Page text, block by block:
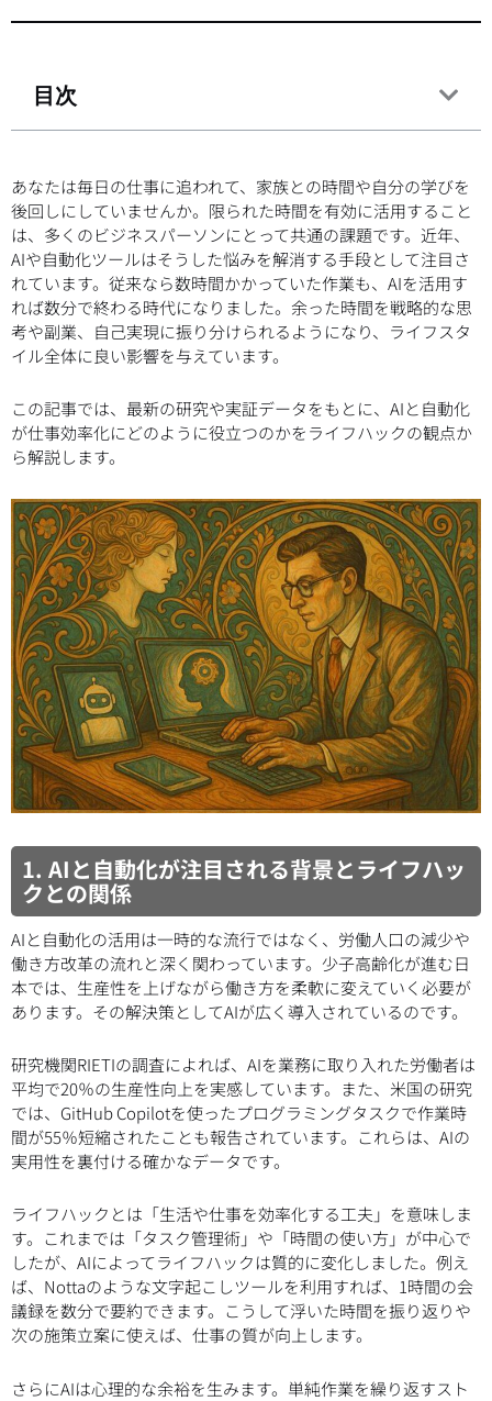
目次
あなたは毎日の仕事に追われて、家族との時間や自分の学びを
後回しにしていませんか。限られた時間を有効に活用すること
は、多くのビジネスパーソンにとって共通の課題です。近年、
AIや自動化ツールはそうした悩みを解消する手段として注目さ
れています。従来なら数時間かかっていた作業も、AIを活用す
れば数分で終わる時代になりました。余った時間を戦略的な思
考や副業、自己実現に振り分けられるようになり、ライフスタ
イル全体に良い影響を与えています。
この記事では、最新の研究や実証データをもとに、AIと自動化
が仕事効率化にどのように役立つのかをライフハックの観点か
ら解説します。
1. AIと自動化が注目される背景とライフハッ
クとの関係
AIと自動化の活用は一時的な流行ではなく、労働人口の減少や
働き方改革の流れと深く関わっています。少子高齢化が進む日
本では、生産性を上げながら働き方を柔軟に変えていく必要が
あります。その解決策としてAIが広く導入されているのです。
研究機関RIETIの調査によれば、AIを業務に取り入れた労働者は
平均で20％の生産性向上を実感しています。また、米国の研究
では、GitHub Copilotを使ったプログラミングタスクで作業時
間が55％短縮されたことも報告されています。これらは、AIの
実用性を裏付ける確かなデータです。
ライフハックとは「生活や仕事を効率化する工夫」を意味しま
す。これまでは「タスク管理術」や「時間の使い方」が中心で
したが、AIによってライフハックは質的に変化しました。例え
ば、Nottaのような文字起こしツールを利用すれば、1時間の会
議録を数分で要約できます。こうして浮いた時間を振り返りや
次の施策立案に使えば、仕事の質が向上します。
さらにAIは心理的な余裕を生みます。単純作業を繰り返すスト